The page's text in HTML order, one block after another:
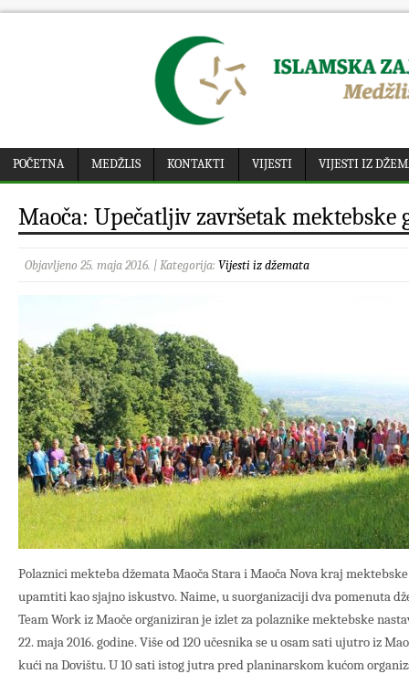
POČETNA MEDŽLIS KONTAKTI VIJESTI VIJESTI IZ
Maoča: Upečatljiv završetak mektebske
Objavljeno 25. maja 2016. | Kategorija: Vijesti iz džemata
Polaznici mekteba džemata Maoča Stara i Maoča Nova kraj
upamtiti kao sjajno iskustvo. Naime, u suorganizaciji dva pomenuta
Team Work iz Maoče organiziran je izlet za polaznike mektebske
22. maja 2016. godine. Više od 120 učesnika se u osam sati ujutro iz
kući na Dovištu. U 10 sati istog jutra pred planinarskom kućom